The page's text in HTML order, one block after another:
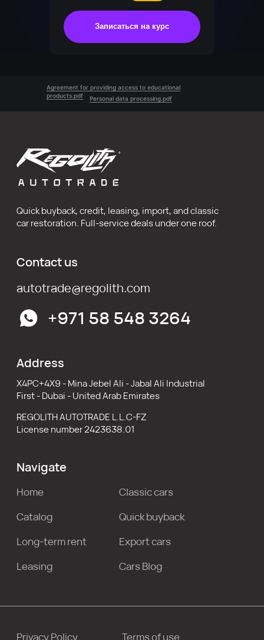
Записаться на курс
Agreement for providing access to educational
products.pdf
Personal data processing.pdf